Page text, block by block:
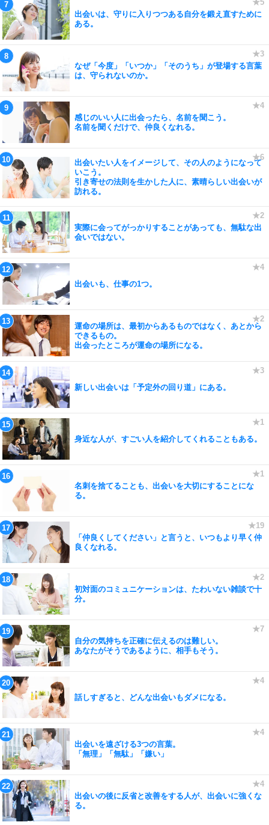
出会いは、守りに入りつつある自分を鍛え直すために
ある。
なぜ「今度」「いつか」「そのうち」が登場する言葉
は、守られないのか。
感じのいい人に出会ったら、名前を聞こう。
名前を聞くだけで、仲良くなれる。
出会いたい人をイメージして、その人のようになって
いこう。
引き寄せの法則を生かした人に、素晴らしい出会いが
訪れる。
実際に会ってがっかりすることがあっても、無駄な出
会いではない。
出会いも、仕事の1つ。
運命の場所は、最初からあるものではなく、あとから
できるもの。
出会ったところが運命の場所になる。
新しい出会いは「予定外の回り道」にある。
身近な人が、すごい人を紹介してくれることもある。
名刺を捨てることも、出会いを大切にすることにな
る。
「仲良くしてください」と言うと、いつもより早く仲
良くなれる。
初対面のコミュニケーションは、たわいない雑談で十
分。
自分の気持ちを正確に伝えるのは難しい。
あなたがそうであるように、相手もそう。
話しすぎると、どんな出会いもダメになる。
出会いを遠ざける3つの言葉。
「無理」「無駄」「嫌い」
出会いの後に反省と改善をする人が、出会いに強くな
る。